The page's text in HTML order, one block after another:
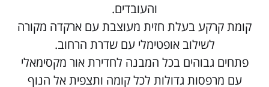
והעובדים.
קומת קרקע בעלת חזית מעוצבת עם ארקדה מקורה
לשילוב אופטימלי עם שדרת הרחוב.
פתחים גבוהים בכל המבנה לחדירת אור מקסימאלי
עם מרפסות גדולות לכל קומה ותצפית אל הנוף